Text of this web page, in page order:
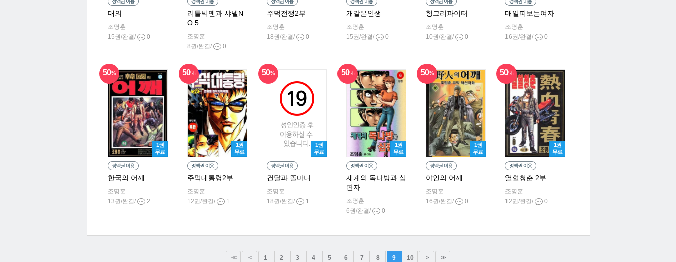
대의
조명훈
15권/완결/
0
리틀빅맨과 샤넬N
O.5
조명훈
8권/완결/
0
주먹전쟁2부
조명훈
18권/완결/
0
개같은인생
조명훈
15권/완결/
0
헝그리파이터
조명훈
10권/완결/
0
매일피보는여자
조명훈
16권/완결/
0
50%
1권
무료
한국의 어깨
조명훈
13권/완결/
2
50%
1권
무료
주먹대통령2부
조명훈
12권/완결/
1
50%
1권
무료
건달과 똘마니
조명훈
18권/완결/
1
50%
1권
무료
재계의 독나방과 심
판자
조명훈
6권/완결/
0
50%
1권
무료
야인의 어깨
조명훈
16권/완결/
0
50%
1권
무료
열혈청춘 2부
조명훈
12권/완결/
0
<< < 1 2 3 4 5 6 7 8 9 10 > >>